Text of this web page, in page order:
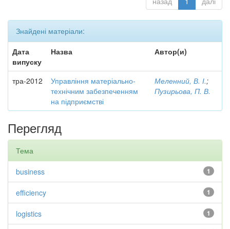
Знайдені матеріали:
Дата
випуску
Назва Автор(и)
тра-2012
Управління матеріально-
технічним забезпеченням
на підприємстві
Меленний, В. І.;
Пузирьова, П. В.
Перегляд
Тема
1
business
1
efficiency
1
logistics